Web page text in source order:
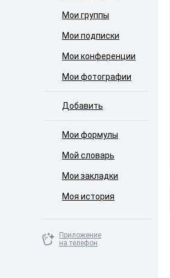
Мои группы
Мои подписки
Мои конференции
Мои фотографии
Добавить
Мои формулы
Мой словарь
Мои закладки
Моя история
Приложение
на телефон